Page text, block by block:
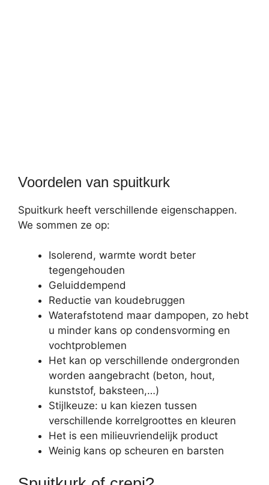
Voordelen van spuitkurk
Spuitkurk heeft verschillende eigenschappen.
We sommen ze op:
Isolerend, warmte wordt beter
tegengehouden
Geluiddempend
Reductie van koudebruggen
Waterafstotend maar dampopen, zo hebt
u minder kans op condensvorming en
vochtproblemen
Het kan op verschillende ondergronden
worden aangebracht (beton, hout,
kunststof, baksteen,…)
Stijlkeuze: u kan kiezen tussen
verschillende korrelgroottes en kleuren
Het is een milieuvriendelijk product
Weinig kans op scheuren en barsten